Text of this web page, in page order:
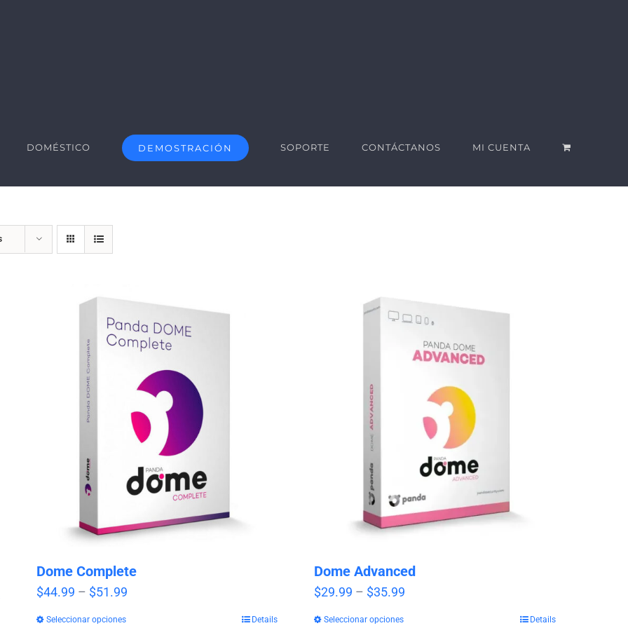
DOMÉSTICO DEMOSTRACIÓN SOPORTE CONTÁCTANOS MI CUENTA
Dome Complete
$44.99 – $51.99Price
Seleccionar opciones Details
Dome Advanced
$29.99 – $35.99
Seleccionar opciones Details